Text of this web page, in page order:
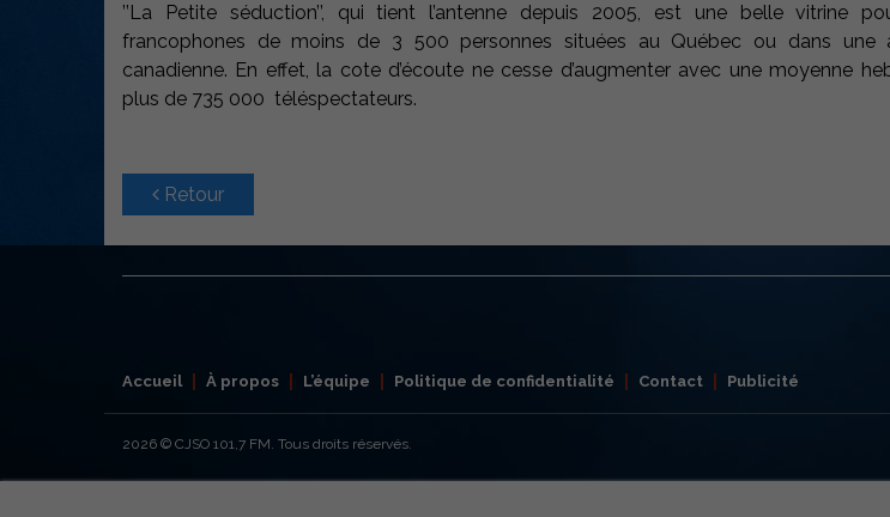
’’La Petite séduction’’, qui tient l’antenne depuis 2005, est une belle vitrine
francophones de moins de 3 500 personnes situées au Québec ou dans une
canadienne. En effet, la cote d’écoute ne cesse d’augmenter avec une moyenne
plus de 735 000 téléspectateurs.
Retour
Accueil À propos L’équipe Politique de confidentialité Contact Publicité
2026 © CJSO 101,7 FM. Tous droits réservés.